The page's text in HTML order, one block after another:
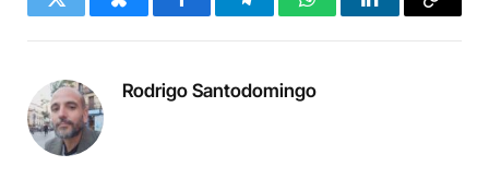
Twitter BlueskyFacebookTelegramWhatsAppLinkedInCopy
Rodrigo Santodomingo